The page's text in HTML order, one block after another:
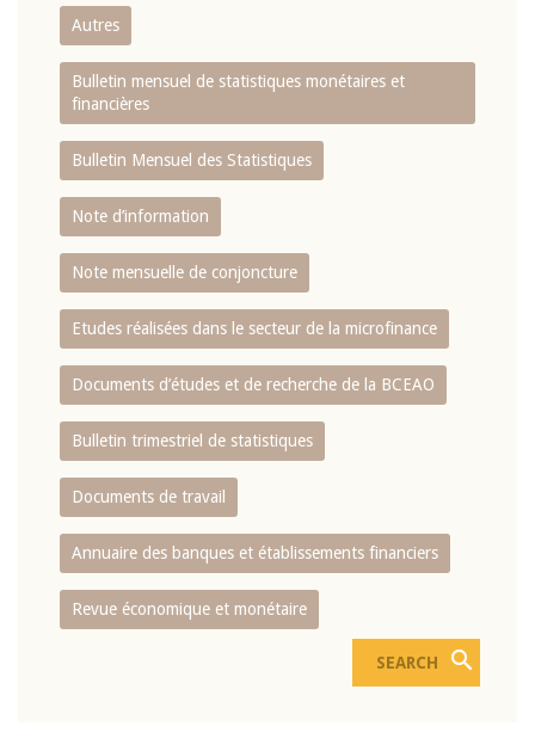
Autres
Bulletin mensuel de statistiques monétaires et
financières
Bulletin Mensuel des Statistiques
Note d’information
Note mensuelle de conjoncture
Etudes réalisées dans le secteur de la microfinance
Documents d’études et de recherche de la BCEAO
Bulletin trimestriel de statistiques
Documents de travail
Annuaire des banques et établissements financiers
Revue économique et monétaire